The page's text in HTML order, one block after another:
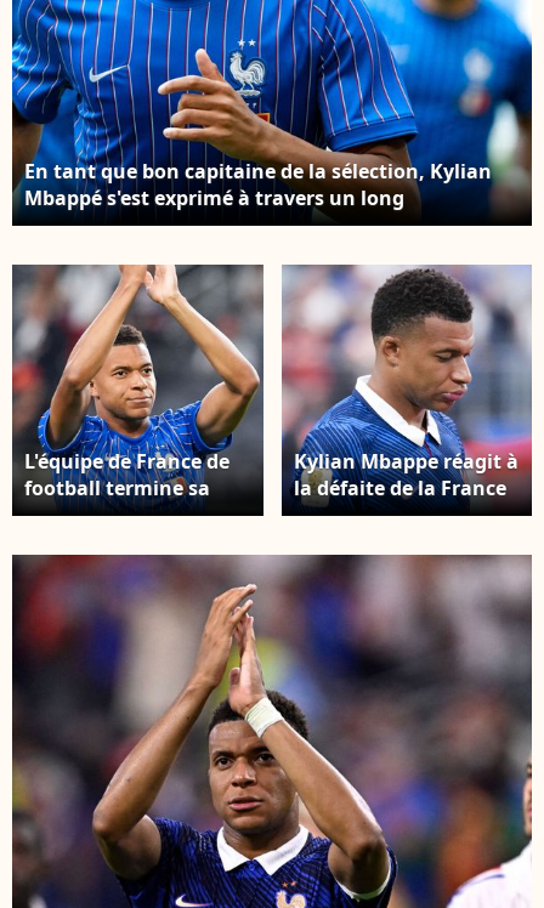
En tant que bon capitaine de la sélection, Kylian
Mbappé s'est exprimé à travers un long
communiqué émouvant. Kylian Mbappe s'échauffe
Coupe du monde 2026, le 18 juillet 2026. © SPP/
Psnewz / Bestimage
L'équipe de France de
football termine sa
campagne mondiale à
après un parcours
riche en
rebondissements.
Kylian Mbappe
applaudit les fans
durant la Coupe du
monde de la FIFA
pendant la demi-finale
France-Espagne. ©
Bestimage
Kylian Mbappe réagit à
la défaite de la France
en Coupe du monde, le
Bestimage